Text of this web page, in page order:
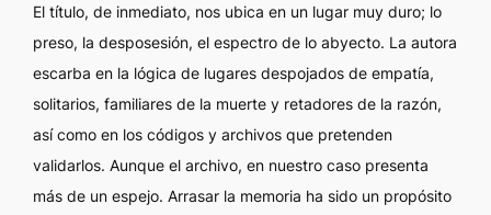
El título, de inmediato, nos ubica en un lugar muy duro; lo
preso, la desposesión, el espectro de lo abyecto. La autora
escarba en la lógica de lugares despojados de empatía,
solitarios, familiares de la muerte y retadores de la razón,
así como en los códigos y archivos que pretenden
validarlos. Aunque el archivo, en nuestro caso presenta
más de un espejo. Arrasar la memoria ha sido un propósito